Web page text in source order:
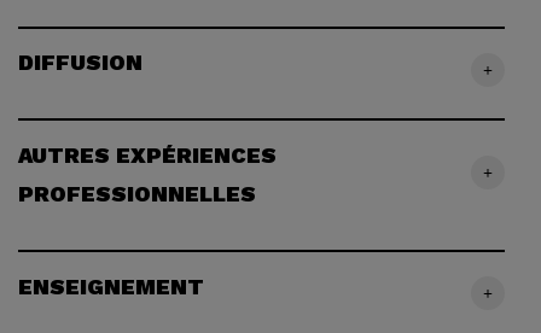
DIFFUSION +
AUTRES EXPÉRIENCES
PROFESSIONNELLES
+
ENSEIGNEMENT +